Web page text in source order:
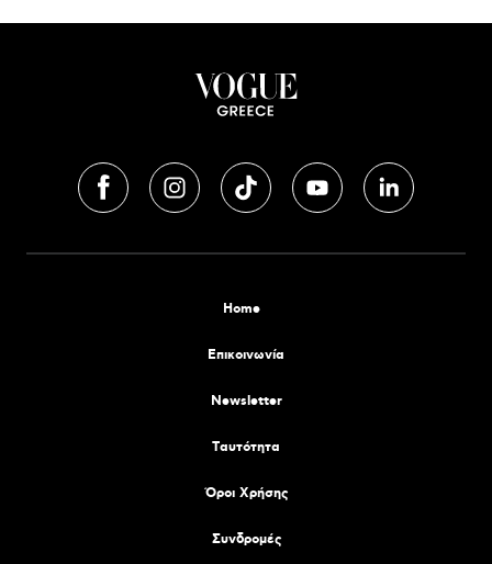
Home
Επικοινωνία
Newsletter
Tαυτότητα
Όροι Χρήσης
Συνδρομές